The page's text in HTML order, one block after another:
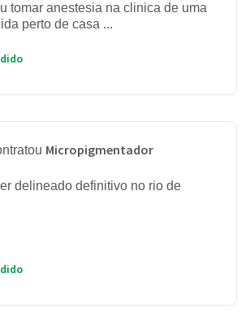
tomar anestesia na clinica de uma
perto de casa ...
Micropigmentador
delineado definitivo no rio de